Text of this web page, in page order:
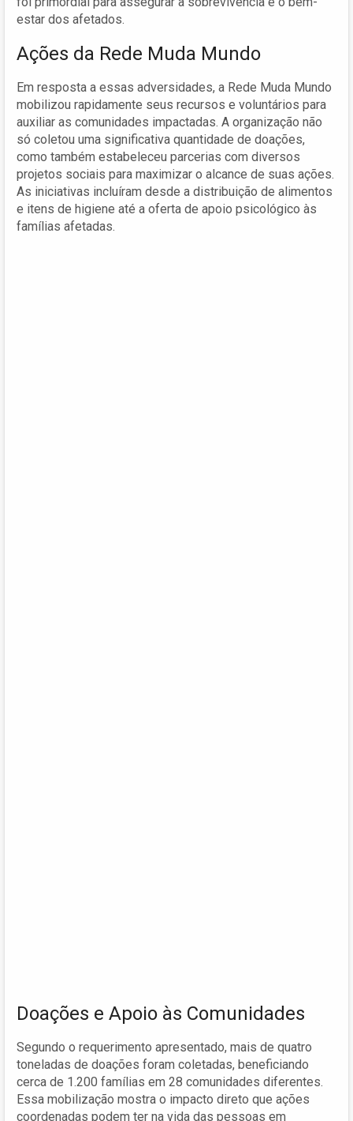
estar dos afetados.
Ações da Rede Muda Mundo
Em resposta a essas adversidades, a Rede Muda Mundo
mobilizou rapidamente seus recursos e voluntários para
auxiliar as comunidades impactadas. A organização não
só coletou uma significativa quantidade de doações,
como também estabeleceu parcerias com diversos
projetos sociais para maximizar o alcance de suas ações.
As iniciativas incluíram desde a distribuição de alimentos
e itens de higiene até a oferta de apoio psicológico às
famílias afetadas.
Doações e Apoio às Comunidades
Segundo o requerimento apresentado, mais de quatro
toneladas de doações foram coletadas, beneficiando
cerca de 1.200 famílias em 28 comunidades diferentes.
Essa mobilização mostra o impacto direto que ações
coordenadas podem ter na vida das pessoas em